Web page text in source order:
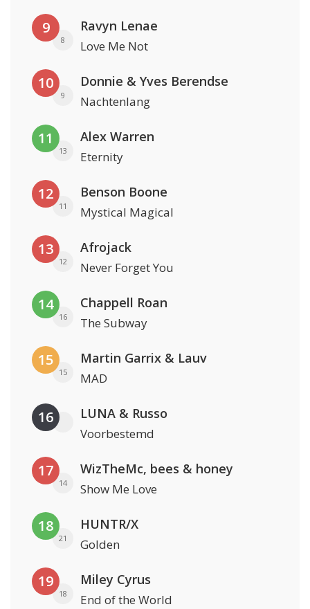
9
8
Ravyn Lenae
Love Me Not
10
9
Donnie & Yves Berendse
Nachtenlang
11
13
Alex Warren
Eternity
12
11
Benson Boone
Mystical Magical
13
12
Afrojack
Never Forget You
14
16
Chappell Roan
The Subway
15
15
Martin Garrix & Lauv
MAD
16 LUNA & Russo
Voorbestemd
17
14
WizTheMc, bees & honey
Show Me Love
18
21
HUNTR/X
Golden
19
18
Miley Cyrus
End of the World